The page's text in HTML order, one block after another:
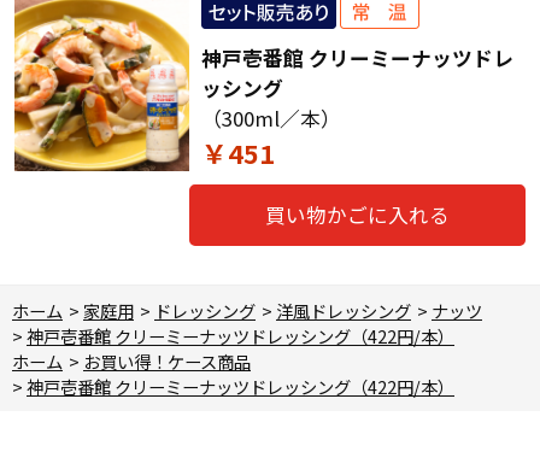
神戸壱番館 クリーミーナッツドレ
ッシング
（300ml／本）
￥451
買い物かごに入れる
ホーム >家庭用 > ドレッシング > 洋風ドレッシング > ナッツ
>神戸壱番館 クリーミーナッツドレッシング（422円/本）
ホーム > お買い得！ケース商品
>神戸壱番館 クリーミーナッツドレッシング（422円/本）